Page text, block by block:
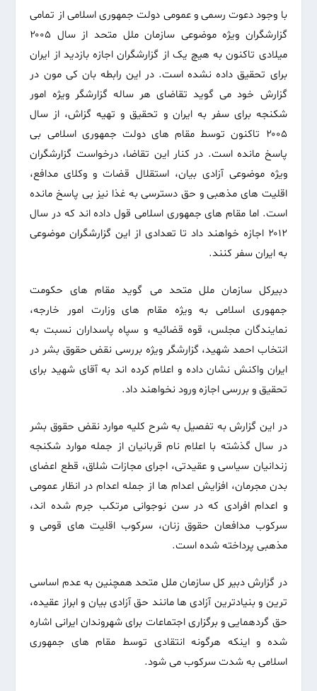
با وجود دعوت رسمی و عمومی دولت جمهوری اسلامی از تمامی
گزارشگران ویژه موضوعی سازمان ملل متحد از سال ۲۰۰۵
میلادی تاکنون به هیچ یک از گزارشگران اجازه بازدید از ایران
برای تحقیق داده نشده است. در این رابطه بان کی مون در
گزارش خود می گوید تقاضای هر ساله گزارشگر ویژه امور
شکنجه برای سفر به ایران و تحقیق و تهیه گزاش، از سال
۲۰۰۵ تاکنون توسط مقام های دولت جمهوری اسلامی بی
پاسخ مانده است. در کنار این تقاضا، درخواست گزارشگران
ویژه موضوعی آزادی بیان، استقلال قضات و وکلای مدافع،
اقلیت های مذهبی و حق دسترسی به غذا نیز بی پاسخ مانده
است. اما مقام های جمهوری اسلامی قول داده اند که در سال
۲۰۱۲ اجازه خواهند داد تا تعدادی از این گزارشگران موضوعی
به ایران سفر کنند.
دبیرکل سازمان ملل متحد می گوید مقام های حکومت
جمهوری اسلامی به ویژه مقام های وزارت امور خارجه،
نمایندگان مجلس، قوه قضائیه و سپاه پاسداران نسبت به
انتخاب احمد شهید، گزارشگر ویژه بررسی نقض حقوق بشر در
ایران واکنش نشان داده و اعلام کرده اند به آقای شهید برای
تحقیق و بررسی اجازه ورود نخواهند داد.
در این گزارش به تفصیل به شرح کلیه موارد نقض حقوق بشر
در سال گذشته با اعلام نام قربانیان از جمله موارد شکنجه
زندانیان سیاسی و عقیدتی، اجرای مجازات شلاق، قطع اعضای
بدن مجرمان، افزایش اعدام ها از جمله اعدام در انظار عمومی
و اعدام افرادی که در سن نوجوانی مرتکب جرم شده اند،
سرکوب مدافعان حقوق زنان، سرکوب اقلیت های قومی و
مذهبی پرداخته شده است.
در گزارش دبیر کل سازمان ملل متحد همچنین به عدم اساسی
ترین و بنیادترین آزادی ها مانند حق آزادی بیان و ابراز عقیده،
حق گردهمایی و برگزاری اجتماعات برای شهروندان ایرانی اشاره
شده و اینکه هرگونه انتقادی توسط مقام های جمهوری
اسلامی به شدت سرکوب می شود.